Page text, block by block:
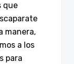
que
manera,
a los
para